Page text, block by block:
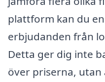
plattform kan du
erbjudanden från
Detta ger dig inte
över priserna,